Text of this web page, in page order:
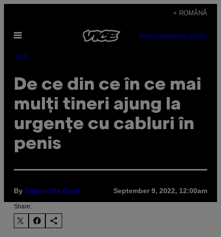
content
+ ROMÂNĂ
Open
SUBSCRIBENEWSLETTER
Tech
De ce din ce în ce mai
mulți tineri ajung la
urgențe cu cabluri în
penis
By Samantha Cole September 9, 2022, 12:00am
Share: